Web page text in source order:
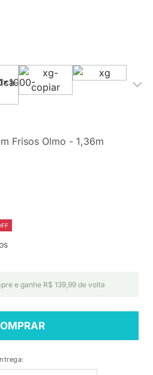
Frisos Olmo - 1,36m
e ganhe R$ 139,99 de volta